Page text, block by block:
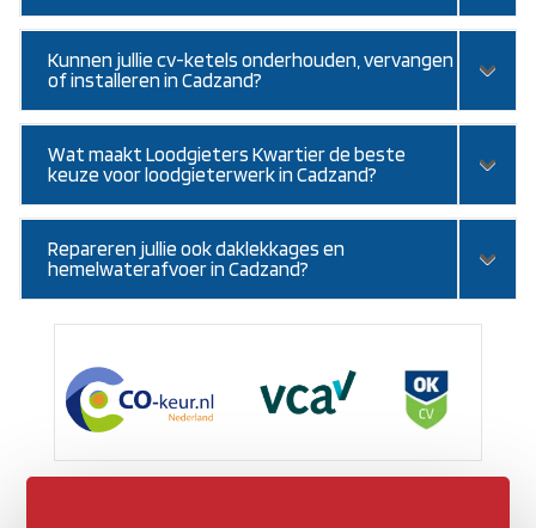
Kunnen jullie cv-ketels onderhouden, vervangen
of installeren in Cadzand?
Wat maakt Loodgieters Kwartier de beste
keuze voor loodgieterwerk in Cadzand?
Repareren jullie ook daklekkages en
hemelwaterafvoer in Cadzand?